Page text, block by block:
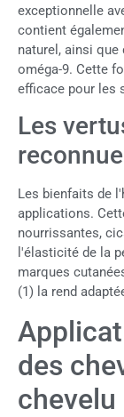
exceptionnelle
contient
naturel, ainsi
oméga-9. Cette
efficace pour les
Les
Les bienfaits de
applications.
nourrissantes,
l'élasticité de la
marques
(1) la rend
des
chevelu